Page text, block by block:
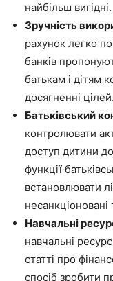
найбільш вигідні.
Зручність
рахунок легко
банків
батькам і дітям
досягненні цілей.
Батьківський
контролювати
доступ дитини
функції
встановлювати
несанкціоновані
Навчальні
навчальні
статті про
спосіб зробити